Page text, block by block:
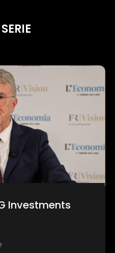
Investments